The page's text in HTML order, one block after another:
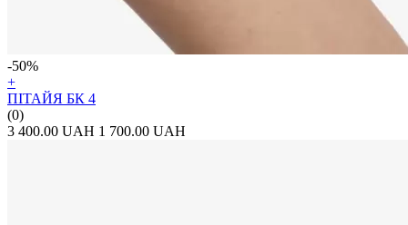
-50%
+
ПІТАЙЯ БК 4
(0)
3 400.00 UAH 1 700.00 UAH